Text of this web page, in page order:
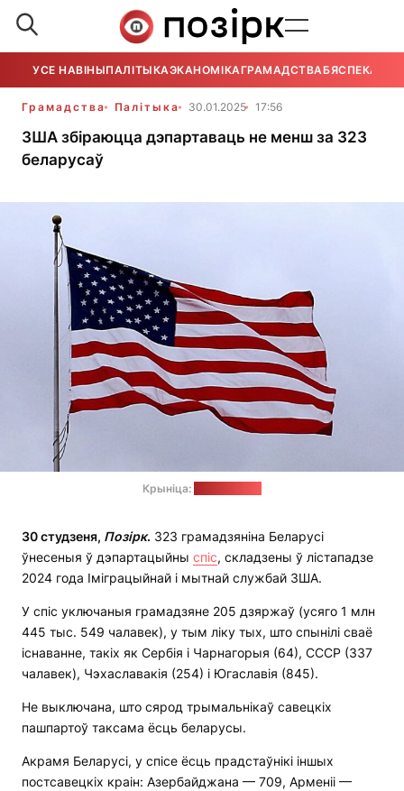
УСЕ НАВІНЫПАЛІТЫКАЭКАНОМІКАГРАМАДСТВАБЯСПЕКА
Грамадства Палітыка 30.01.2025 17:56
ЗША збіраюцца дэпартаваць не менш за 323
беларусаў
Крыніца:
30 студзеня, Позірк. 323 грамадзяніна Беларусі
ўнесеныя ў дэпартацыйны спіс, складзены ў лістападзе
2024 года Іміграцыйнай і мытнай службай ЗША.
У спіс уключаныя грамадзяне 205 дзяржаў (усяго 1 млн
445 тыс. 549 чалавек), у тым ліку тых, што спынілі сваё
існаванне, такіх як Сербія і Чарнагорыя (64), СССР (337
чалавек), Чэхаславакія (254) і Югаславія (845).
Не выключана, што сярод трымальнікаў савецкіх
пашпартоў таксама ёсць беларусы.
Акрамя Беларусі, у спісе ёсць прадстаўнікі іншых
постсавецкіх краін: Азербайджана — 709, Арменіі —